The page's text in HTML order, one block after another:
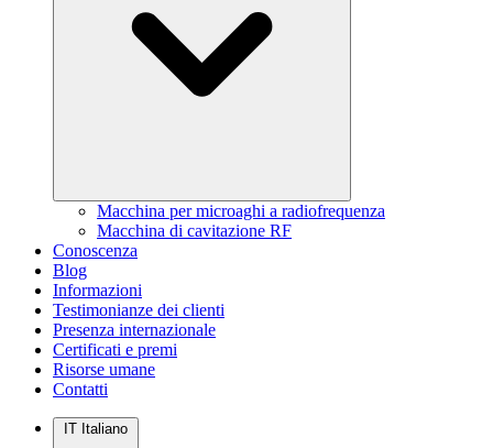
Macchina per microaghi a radiofrequenza
Macchina di cavitazione RF
Conoscenza
Blog
Informazioni
Testimonianze dei clienti
Presenza internazionale
Certificati e premi
Risorse umane
Contatti
IT Italiano